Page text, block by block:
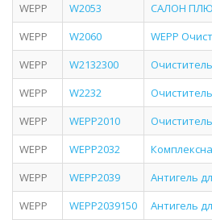
WEPP
W2053
САЛОН
WEPP
W2060
WEPP
WEPP
W2132300
WEPP
W2232
WEPP
WEPP2010
WEPP
WEPP2032
WEPP
WEPP2039
Антигель
WEPP
WEPP2039150
Антигель